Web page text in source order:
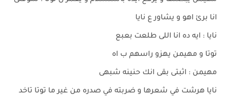
انا برئ اهو و يشاور ع نايا
نايا : ايه ده انا اللى طلعت بعبع
توتا و مهيمن يهزو راسهم ب اه
مهيمن : اثبتى بقى انك حنينه شبهى
نايا هرشت في شعرها و ضربته في صدره من غير ما توتا تاخد